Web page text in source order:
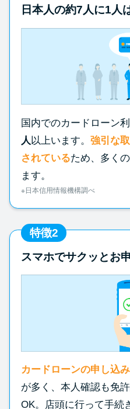
日本人の約7人に1人
国内でのカードローン
人以上います。強引な
されているため、多く
ます。
※日本信用情報機構調べ
特徴2
スマホでサクッとお
カードローンの申し込
が多く、本人確認も免
OK。店頭に行って手続